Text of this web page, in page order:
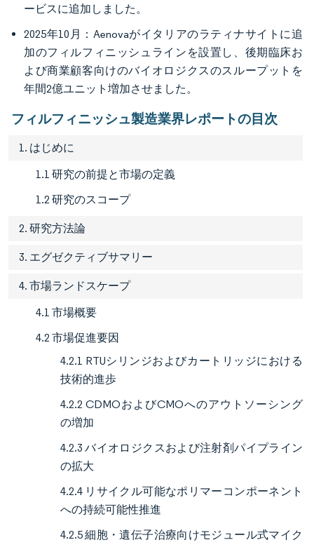
ービスに追加しました。
2025年10月：Aenovaがイタリアのラティナサイトに追
加のフィルフィニッシュラインを設置し、後期臨床お
よび商業顧客向けのバイオロジクスのスループットを
年間2億ユニット増加させました。
フィルフィニッシュ製造業界レポートの目次
1. はじめに
1.1 研究の前提と市場の定義
1.2 研究のスコープ
2. 研究方法論
3. エグゼクティブサマリー
4. 市場ランドスケープ
4.1 市場概要
4.2 市場促進要因
4.2.1 RTUシリンジおよびカートリッジにおける
技術的進歩
4.2.2 CDMOおよびCMOへのアウトソーシング
の増加
4.2.3 バイオロジクスおよび注射剤パイプライン
の拡大
4.2.4 リサイクル可能なポリマーコンポーネント
への持続可能性推進
4.2.5 細胞・遺伝子治療向けモジュール式マイク